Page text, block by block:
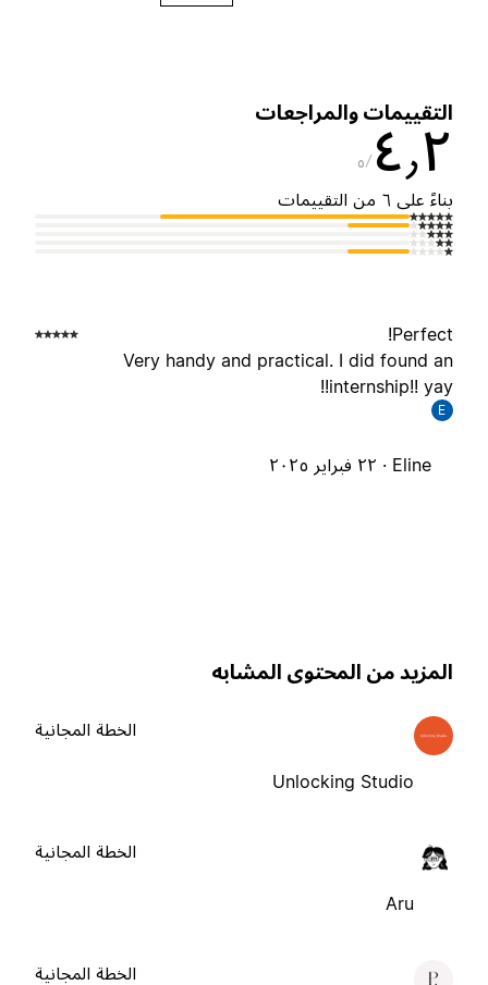
والمراجعات
٥
على ٦ من التقييمات
Very handy and practical. I did found
internship!!
Eline · ٢٢ فبراير ٢٠٢٥
من المحتوى المشابه
Unlocking Studio
الخطة المجانية
الخطة المجانية
الخطة المجانية